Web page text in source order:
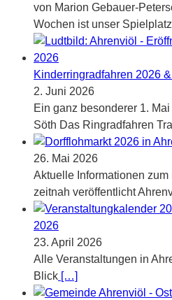
von Marion Gebauer-
Wochen ist unser
Kinderringradfahren 2026
2. Juni 2026
Ein ganz besonderer 1.
Söth Das Ringradfahren
26. Mai 2026
Aktuelle Informationen
zeitnah veröffentlicht
2026
23. April 2026
Alle Veranstaltungen in
Blick […]